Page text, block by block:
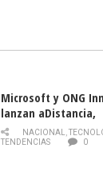
Microsoft y ONG
lanzan aDistancia,
plataforma con
gratuitos online
NACIONAL,
TENDENCIAS
0